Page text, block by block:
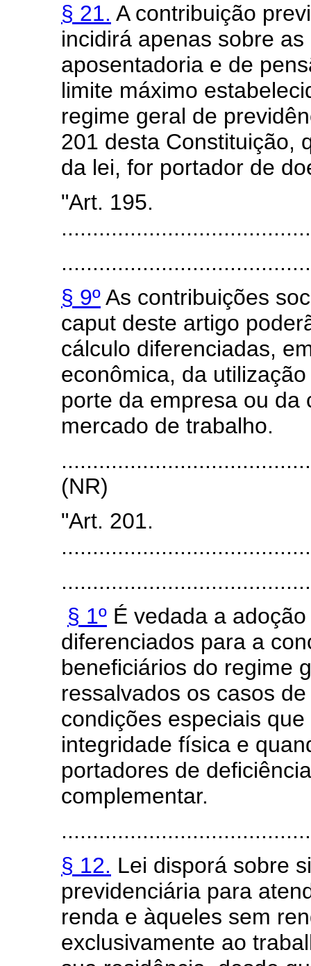
§ 21. A contribuição
incidirá apenas sobre
aposentadoria e de
limite máximo
regime geral de
201 desta Constituição,
da lei, for portador de
"Art. 195.
§ 9ºAs contribuições
caput deste artigo
cálculo diferenciadas,
econômica, da
porte da empresa ou da
mercado de trabalho.
(NR)
"Art. 201.
§ 1º É vedada a
diferenciados para a
beneficiários do regime
ressalvados os casos
condições especiais
integridade física e
portadores de
complementar.
§ 12. Lei disporá sobre
previdenciária para
renda e àqueles sem
exclusivamente ao